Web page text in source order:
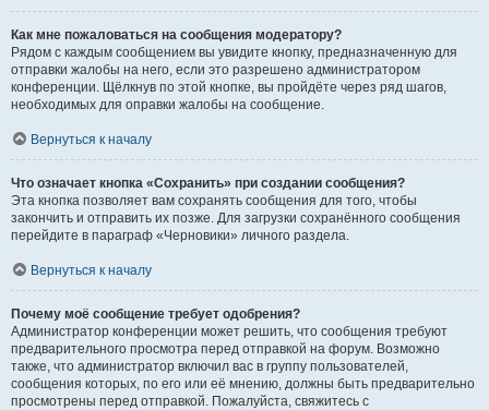
Как мне пожаловаться на сообщения модератору?
Рядом с каждым сообщением вы увидите кнопку, предназначенную для
отправки жалобы на него, если это разрешено администратором
конференции. Щёлкнув по этой кнопке, вы пройдёте через ряд шагов,
необходимых для оправки жалобы на сообщение.
Вернуться к началу
Что означает кнопка «Сохранить» при создании сообщения?
Эта кнопка позволяет вам сохранять сообщения для того, чтобы
закончить и отправить их позже. Для загрузки сохранённого сообщения
перейдите в параграф «Черновики» личного раздела.
Вернуться к началу
Почему моё сообщение требует одобрения?
Администратор конференции может решить, что сообщения требуют
предварительного просмотра перед отправкой на форум. Возможно
также, что администратор включил вас в группу пользователей,
сообщения которых, по его или её мнению, должны быть предварительно
просмотрены перед отправкой. Пожалуйста, свяжитесь с